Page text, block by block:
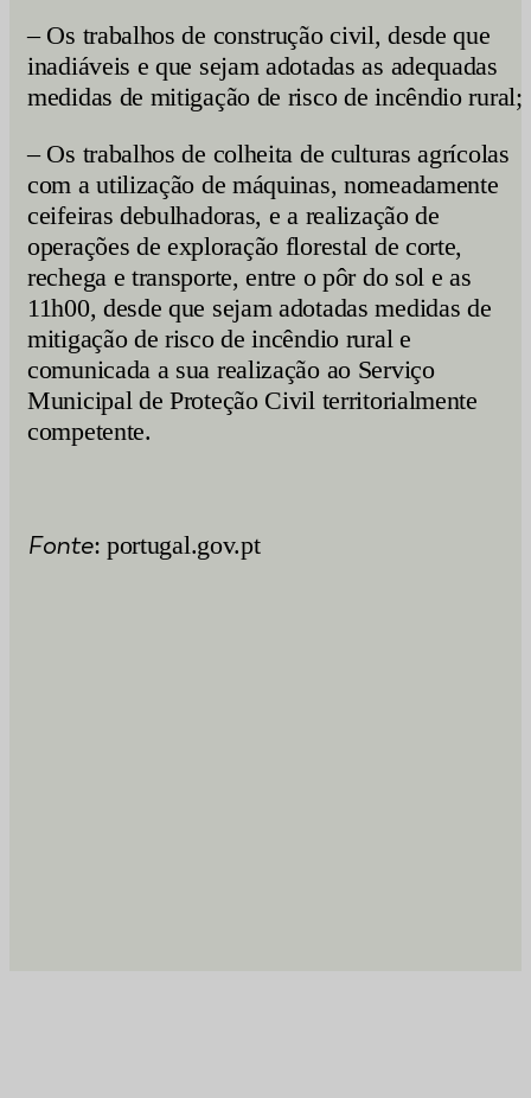
– Os trabalhos de construção civil, desde que
inadiáveis e que sejam adotadas as adequadas
medidas de mitigação de risco de incêndio rural;
– Os trabalhos de colheita de culturas agrícolas
com a utilização de máquinas, nomeadamente
ceifeiras debulhadoras, e a realização de
operações de exploração florestal de corte,
rechega e transporte, entre o pôr do sol e as
11h00, desde que sejam adotadas medidas de
mitigação de risco de incêndio rural e
comunicada a sua realização ao Serviço
Municipal de Proteção Civil territorialmente
competente.
Fonte: portugal.gov.pt